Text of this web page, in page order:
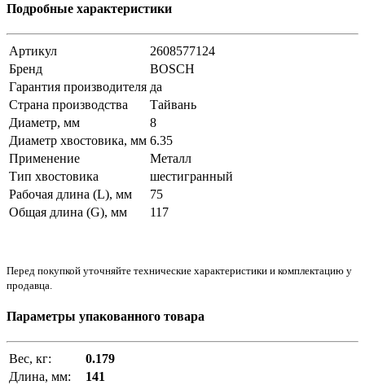
Подробные характеристики
Артикул
2608577124
Бренд
BOSCH
Гарантия производителя да
Страна производства
Тайвань
Диаметр, мм
8
Диаметр хвостовика, мм 6.35
Применение
Металл
Тип хвостовика
шестигранный
Рабочая длина (L), мм
75
Общая длина (G), мм
117
Перед покупкой уточняйте технические характеристики и комплектацию у
продавца.
Параметры упакованного товара
Вес, кг:
0.179
Длина, мм:
141